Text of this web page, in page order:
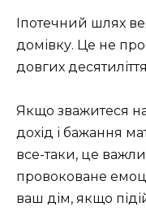
Іпотечний шлях
домівку. Це не
довгих
Якщо зважитеся
дохід і бажання
все-таки, це
провоковане
ваш дім, якщо